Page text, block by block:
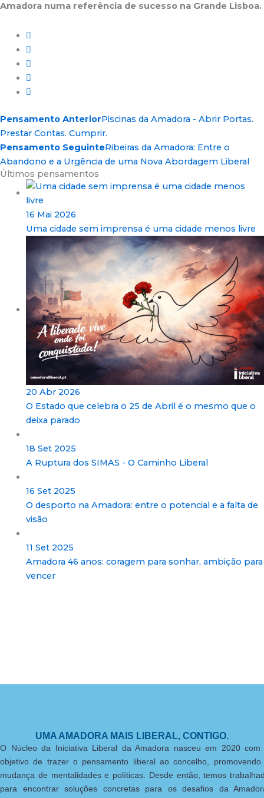
Amadora numa referência de sucesso na Grande Lisboa.
Pensamento AnteriorPiscinas da Amadora - Abrir Portas.
Prestar Contas. Cumprir.
Pensamento SeguinteRibeiras da Amadora: Entre o
Abandono e a Urgência de uma Nova Abordagem Liberal
Últimos pensamentos
16 Mai 2026
Uma cidade sem imprensa é uma cidade menos livre
20 Abr 2026
O Estado que celebra o 25 de Abril é o mesmo que o
deixa parado
18 Set 2025
A Ruptura dos SIMAS - O Caminho Liberal
16 Set 2025
O desporto na Amadora: entre o potencial e a falta de
visão
11 Set 2025
Amadora 46 anos: coragem para sonhar, ambição para
vencer
UMA AMADORA MAIS LIBERAL, CONTIGO.
O Núcleo da Iniciativa Liberal da Amadora nasceu em 2020 com
objetivo de trazer o pensamento liberal ao concelho, promovendo
mudança de mentalidades e políticas. Desde então, temos
para encontrar soluções concretas para os desafios da